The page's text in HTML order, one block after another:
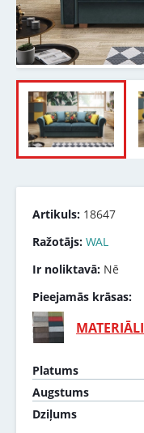
Artikuls: 18647
Ražotājs: WAL
Ir noliktavā: Nē
Pieejamās krāsas:
MATERIĀLI
Platums
Augstums
Dziļums